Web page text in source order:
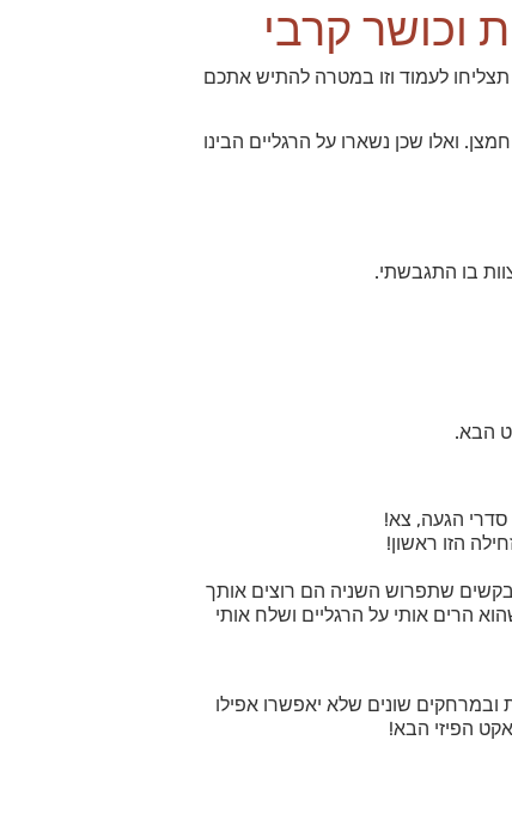
וכושר קרבי
לעמוד וזו במטרה להתיש אתכם
ואלו שכן נשארו על הרגליים הבינו
בו התגבשתי.
הבא.
הזו ראשון!
שתפרוש השניה הם רוצים אותך
הרים אותי על הרגליים ושלח אותי
ובמרחקים שונים שלא יאפשרו אפילו
הפיזי הבא!